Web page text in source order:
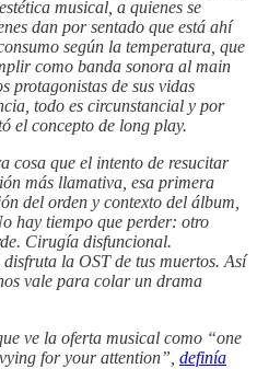
musical, a quienes se
dan por sentado que está ahí
según la temperatura, que
como banda sonora al main
protagonistas de sus vidas
todo es circunstancial y por
el concepto de long play.
cosa que el intento de resucitar
más llamativa, esa primera
del orden y contexto del álbum,
hay tiempo que perder: otro
Cirugía disfuncional.
la OST de tus muertos. Así
vale para colar un drama
ve la oferta musical como “one
for your attention”, definía